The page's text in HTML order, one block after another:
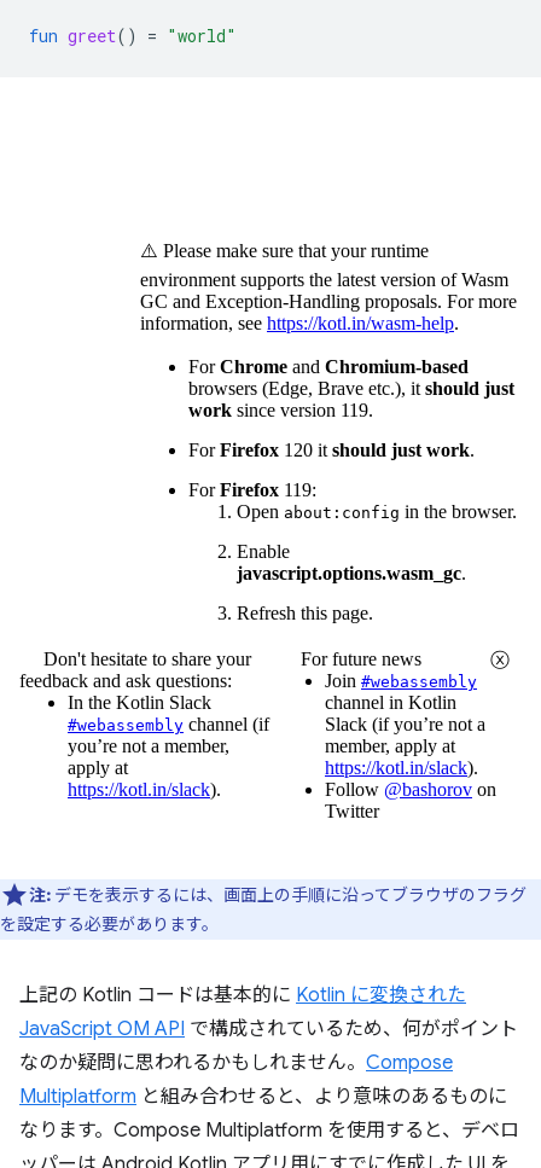
fun greet() = "world"
注: デモを表示するには、画面上の手順に沿ってブラウザのフラグ
を設定する必要があります。
上記の Kotlin コードは基本的に Kotlin に変換された
JavaScript OM API で構成されているため、何がポイント
なのか疑問に思われるかもしれません。 Compose
Multiplatform と組み合わせると、より意味のあるものに
なります。Compose Multiplatform を使用すると、デベロ